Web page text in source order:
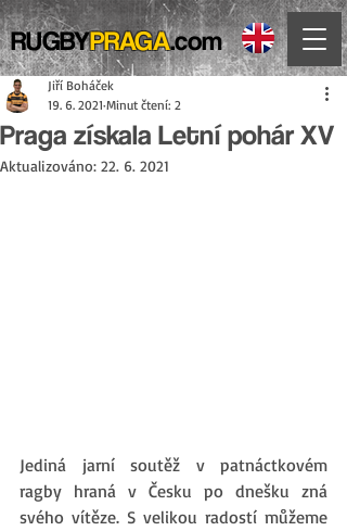
RUGBYPRAGA.com
Praga získala Letní pohár XV
Jiří Boháček
19. 6. 2021 Minut čtení: 2
Aktualizováno: 22. 6. 2021
Jediná jarní soutěž v patnáctkovém
ragby hraná v Česku po dnešku zná
svého vítěze. S velikou radostí můžeme